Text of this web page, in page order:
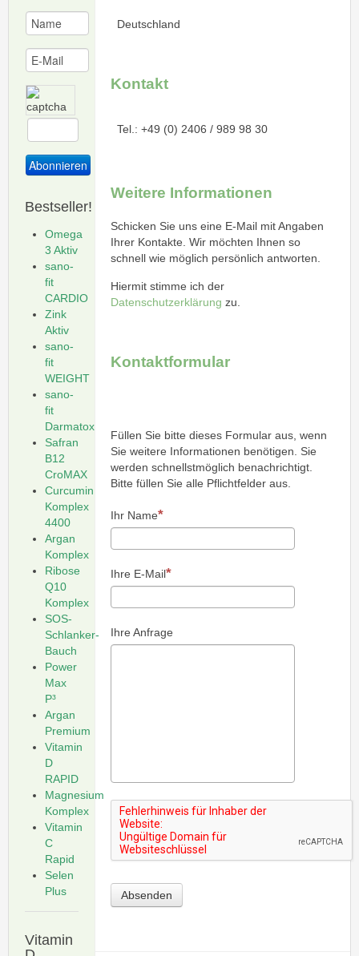
Deutschland
Kontakt
Tel.: +49 (0) 2406 / 989 98 30
Weitere Informationen
Schicken Sie uns eine E-Mail mit Angaben
Ihrer Kontakte. Wir möchten Ihnen so
schnell wie möglich persönlich antworten.
Hiermit stimme ich der
Datenschutzerklärung zu.
Kontaktformular
Füllen Sie bitte dieses Formular aus, wenn
Sie weitere Informationen benötigen. Sie
werden schnellstmöglich benachrichtigt.
Bitte füllen Sie alle Pflichtfelder aus.
Ihr Name
Ihre E-Mail
Ihre Anfrage
Absenden
Bestseller!
Omega
3 Aktiv
sano-
fit
CARDIO
Zink
Aktiv
sano-
fit
WEIGHT
sano-
fit
Darmatox
Safran
B12
CroMAX
Curcumin
Komplex
4400
Argan
Komplex
Ribose
Q10
Komplex
SOS-
Schlanker-
Bauch
Power
Max
P³
Argan
Premium
Vitamin
D
RAPID
Magnesium
Komplex
Vitamin
C
Rapid
Selen
Plus
Vitamin